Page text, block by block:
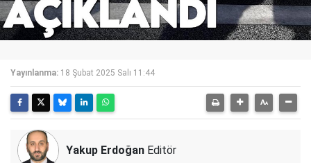
Yayınlanma: 18 Şubat 2025 Salı 11:44
Yakup Erdoğan Editör